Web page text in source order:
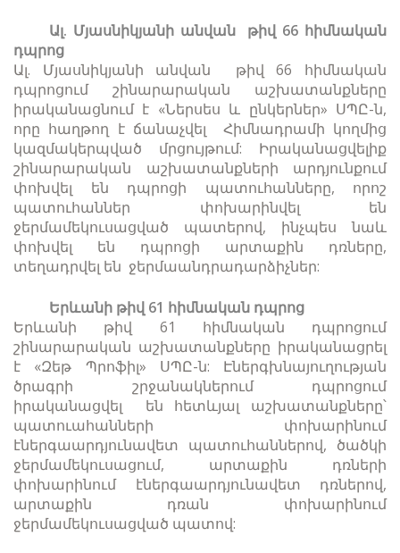
Ալ. Մյասնիկյանի անվան թիվ 66 հիմնական
դպրոց
Ալ. Մյասնիկյանի անվան թիվ 66 հիմնական
դպրոցում շինարարական աշխատանքները
իրականացնում է «Ներսես և ընկերներ» ՍՊԸ-ն,
որը հաղթող է ճանաչվել Հիմնադրամի կողմից
կազմակերպված մրցույթում: Իրականացվելիք
շինարարական աշխատանքների արդյունքում
փոխվել են դպրոցի պատուհանները, որոշ
պատուհաններ փոխարինվել են
ջերմամեկուսացված պատերով, ինչպես նաև
փոխվել են դպրոցի արտաքին դռները,
տեղադրվել են ջերմաանդրադարձիչներ:
Երևանի թիվ 61 հիմնական դպրոց
Երևանի թիվ 61 հիմնական դպրոցում
շինարարական աշխատանքները իրականացրել
է «Զեթ Պրոֆիլ» ՍՊԸ-ն: Էներգխնայուղության
ծրագրի շրջանակներում դպրոցում
իրականացվել են հետևյալ աշխատանքները՝
պատուահանների փոխարինում
էներգաարդյունավետ պատուհաններով, ծածկի
ջերմամեկուսացում, արտաքին դռների
փոխարինում էներգաարդյունավետ դռներով,
արտաքին դռան փոխարինում
ջերմամեկուսացված պատով: